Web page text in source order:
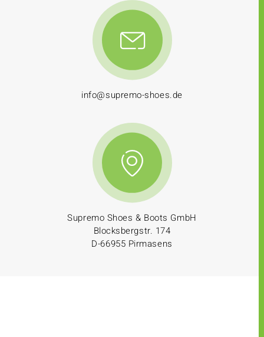
info@supremo-shoes.de
Supremo Shoes & Boots GmbH
Blocksbergstr. 174
D-66955 Pirmasens